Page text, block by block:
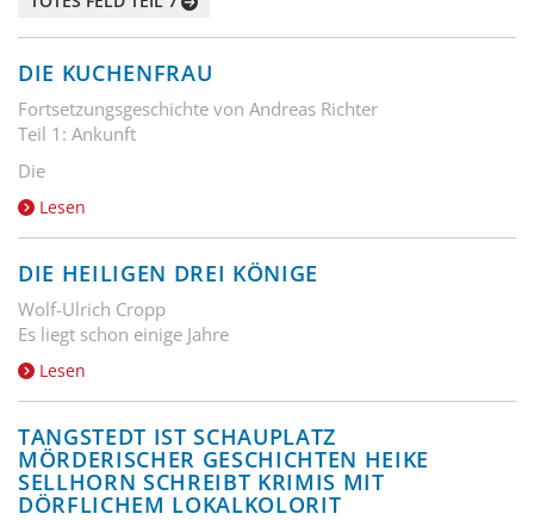
DIE KUCHENFRAU
Fortsetzungsgeschichte von Andreas Richter
Teil 1: Ankunft
Die
Lesen
DIE HEILIGEN DREI KÖNIGE
Wolf-Ulrich Cropp
Es liegt schon einige Jahre
Lesen
TANGSTEDT IST SCHAUPLATZ
MÖRDERISCHER GESCHICHTEN HEIKE
SELLHORN SCHREIBT KRIMIS MIT
DÖRFLICHEM LOKALKOLORIT